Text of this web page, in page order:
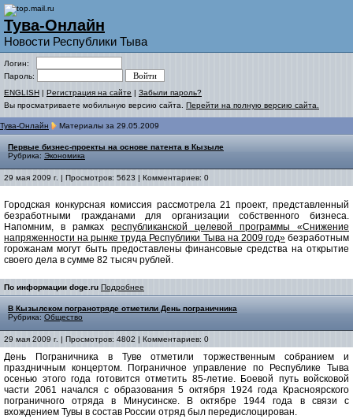
Тува-Онлайн
Новости Республики Тыва
Логин:
Пароль:
ENGLISH | Регистрация на сайте | Забыли пароль?
Вы просматриваете мобильную версию сайта. Перейти на полную версию сайта.
Тува-Онлайн Материалы за 29.05.2009
Первые бизнес-проекты на основе патента в Кызыле
Рубрика: Экономика
29 мая 2009 г. | Просмотров: 5623 | Комментариев: 0
Городская конкурсная комиссия рассмотрела 21 проект, представленный
безработными гражданами для организации собственного бизнеса.
Напомним, в рамках республиканской целевой программы «Снижение
напряженности на рынке труда Республики Тыва на 2009 год»безработным
горожанам могут быть предоставлены финансовые средства на открытие
своего дела в сумме 82 тысяч рублей.
По информации doge.ru Подробнее
В Кызылском погранотряде отметили День пограничника
Рубрика: Общество
29 мая 2009 г. | Просмотров: 4802 | Комментариев: 0
День Пограничника в Туве отметили торжественным собранием и
праздничным концертом. Пограничное управление по Республике Тыва
осенью этого года готовится отметить 85-летие. Боевой путь войсковой
части 2061 начался с образования 5 октября 1924 года Красноярского
пограничного отряда в Минусинске. В октябре 1944 года в связи с
вхождением Тувы в состав России отряд был передислоцирован.